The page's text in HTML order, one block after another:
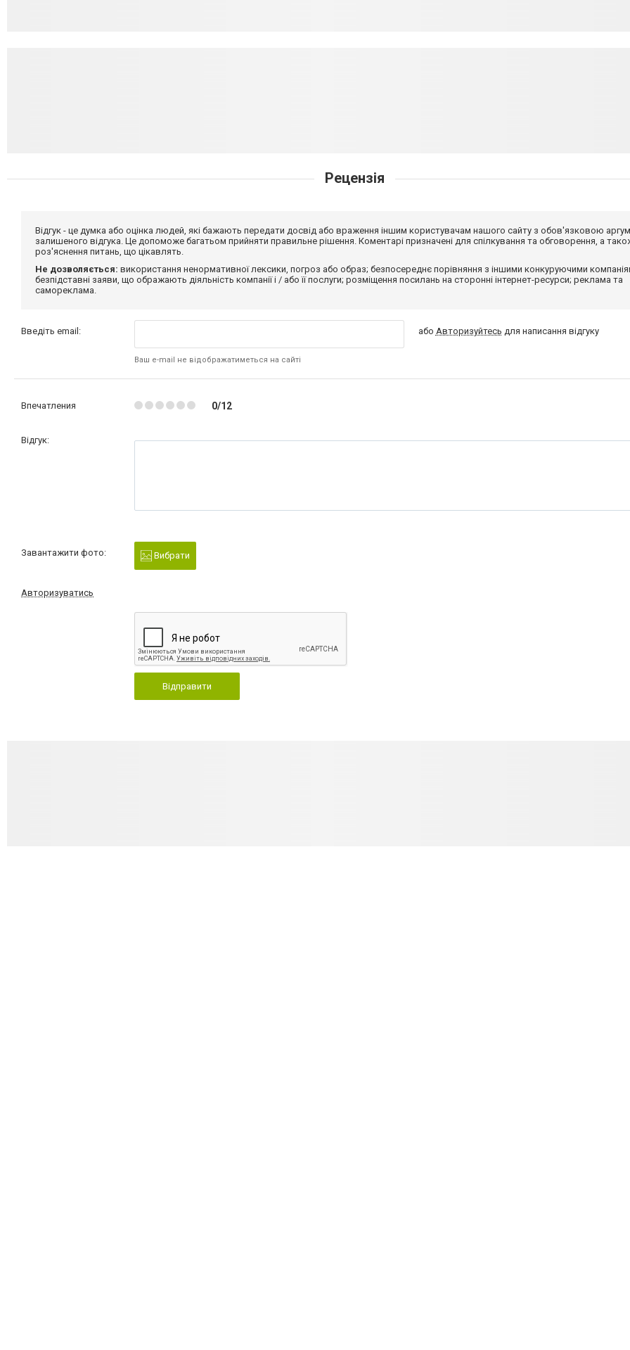
Рецензія
Відгук - це думка або оцінка людей, які бажають передати досвід або враження іншим користувачам нашого сайту з обов'язковою
залишеного відгука. Це допоможе багатьом прийняти правильне рішення. Коментарі призначені для спілкування та обговорення, а
роз'яснення питань, що цікавлять.
Не дозволяється: використання ненормативної лексики, погроз або образ; безпосереднє порівняння з іншими конкуруючими
безпідставні заяви, що ображають діяльність компанії і / або її послуги; розміщення посилань на сторонні інтернет-ресурси; реклама та
самореклама.
Введіть email:
Ваш e-mail не відображатиметься на сайті
або Авторизуйтесь для написання відгуку
Впечатления 0/12
Відгук:
Завантажити фото: Вибрати
Авторизуватись
Відправити